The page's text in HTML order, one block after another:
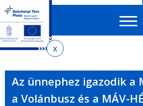
menetrendkeresőhöz
almenühöz
tartalomra
oldaltérképre
Az ünnephez igazodik a
a Volánbusz és a MÁV-